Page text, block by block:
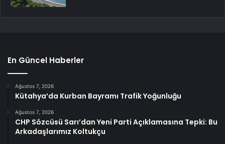
En Güncel Haberler
Ağustos 7, 2026
Kütahya’da Kurban Bayramı Trafik Yoğunluğu
Ağustos 7, 2026
CHP Sözcüsü Sarı’dan Yeni Parti Açıklamasına Tepki: Bu
Arkadaşlarımız Koltukçu